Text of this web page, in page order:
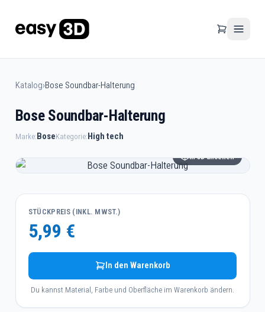
Katalog›Bose Soundbar-Halterung
Bose Soundbar-Halterung
Marke:BoseKategorie:High tech
In 3D ansehen
STÜCKPREIS (INKL. MWST.)
5,99 €
In den Warenkorb
Du kannst Material, Farbe und Oberfläche im Warenkorb ändern.